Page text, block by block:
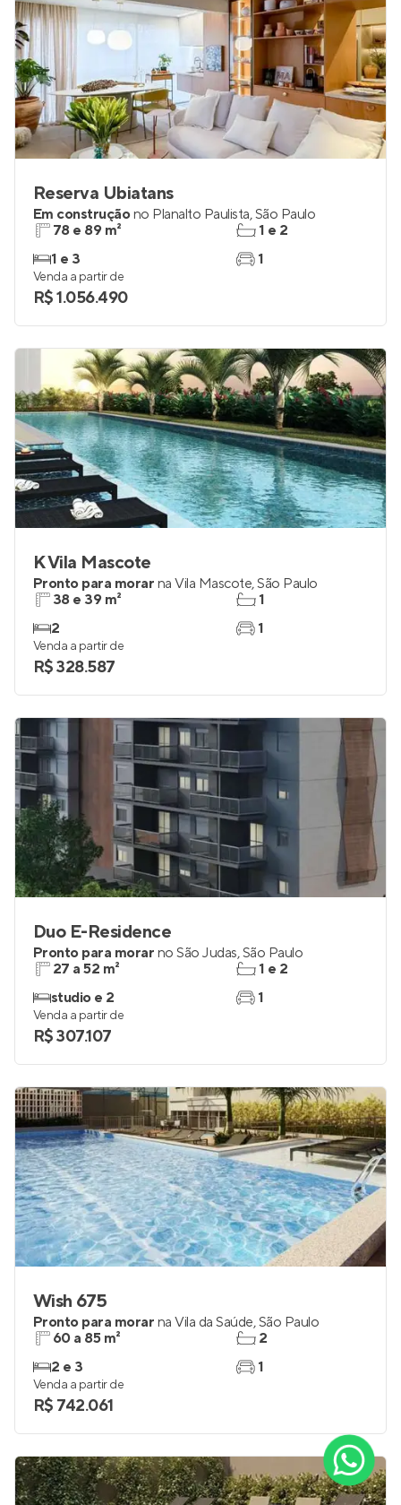
Reserva Ubiatans
Em construçãono Planalto Paulista,São Paulo
78 e 89 m²
1 e 3
1 e 2
1
Venda a partir de
R$ 1.056.490
K Vila Mascote
Pronto para morar na Vila Mascote,São Paulo
38 e 39 m²
2
1
1
Venda a partir de
R$ 328.587
Duo E-Residence
Pronto para morar no São Judas,São Paulo
27 a 52 m²
studio e 2
1 e 2
1
Venda a partir de
R$ 307.107
Wish 675
Pronto para morar na Vila da Saúde,São Paulo
60 a 85 m²
2 e 3
2
1
Venda a partir de
R$ 742.061